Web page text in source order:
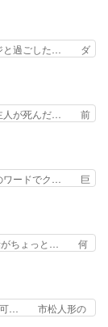
かも知れな
、完全に前4話
もしろ… 胸が凄
って… 祖父母に
にし… 柚子が家族
太… 今期のアニメ
に言ってるけ
族にずっと理不
ジと過ごした… ダ
情が本… それぞ
がさ… ユルは一
寄り… ダンジが
た幼… 偽りだけで
これまで積み重
瞬スタッフのユ
主人が死んだ… 前
しがあ… ソルコ
悲劇… 原論はあ
は始… 周りの同胞
く… 「肉の味を
ソルコクタニが
ストの展開でぞ
のワードでク… 巨
カット… 面白い
は怪… 結構評判
評判… 今時初デー
だ… 結構、少女マ
盤購入を検討し
のjkとして普通
話がちょっと… 何
入った… 相変わ
… 動画検査させ
… 1期目の導入も
てたらいつの間
可… 市松人形の